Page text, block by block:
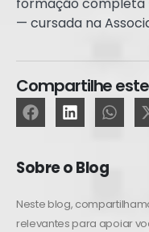
— cursada na
Compartilhe
Sobre o Blog
Neste blog,
relevantes para apoiar